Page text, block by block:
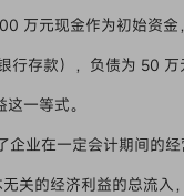
万元现金作为初始资
行存款），负债为 50
一等式。
企业在一定会计期间的
关的经济利益的总流